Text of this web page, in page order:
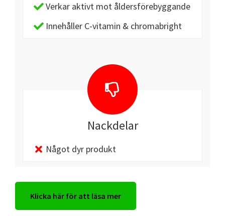
Verkar aktivt mot åldersförebyggande
Innehåller C-vitamin & chromabright
Nackdelar
Något dyr produkt
Klicka här för att läsa mer